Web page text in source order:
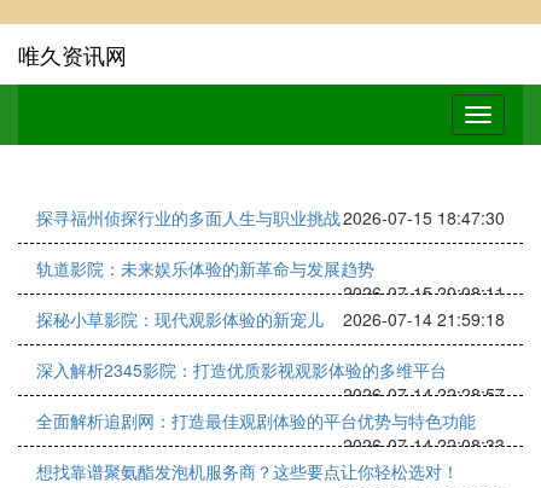
唯久资讯网
探寻福州侦探行业的多面人生与职业挑战2026-07-15 18:47:30
轨道影院：未来娱乐体验的新革命与发展趋势
2026-07-15 20:08:11
探秘小草影院：现代观影体验的新宠儿
2026-07-14 21:59:18
深入解析2345影院：打造优质影视观影体验的多维平台
2026-07-14 22:28:57
全面解析追剧网：打造最佳观剧体验的平台优势与特色功能
2026-07-14 22:08:33
想找靠谱聚氨酯发泡机服务商？这些要点让你轻松选对！